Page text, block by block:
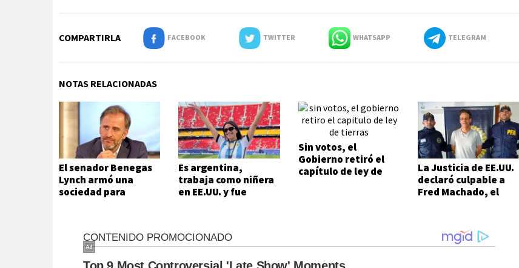
COMPARTIRLA FACEBOOK TWITTER WHATSAPP TELEGRAM
NOTAS RELACIONADAS
El senador Benegas
Lynch armó una
sociedad para
Es argentina,
trabaja como niñera
en EE.UU. y fue
Sin votos, el
Gobierno retiró el
capítulo de ley de
La Justicia de EE.UU.
declaró culpable a
Fred Machado, el